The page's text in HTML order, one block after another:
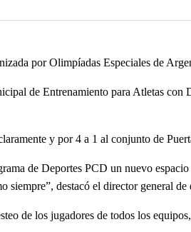
por Olimpíadas Especiales de
de Entrenamiento para Atletas
y por 4 a 1 al conjunto de
de Deportes PCD un nuevo
siempre”, destacó el director general
de los jugadores de todos los